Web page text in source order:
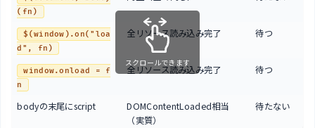
(fn)
$(window).on("loa
d", fn)
全リソース読み込み完了 待つ
window.onload = f
n
全リソース読み込み完了 待つ
bodyの末尾にscript
DOMContentLoaded相当
（実質）
待たない
スクロールできます